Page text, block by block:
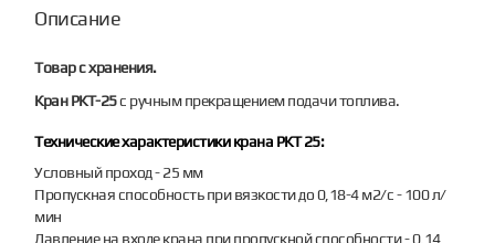
Описание
Товар с хранения.
Кран РКТ-25с ручным прекращением подачи топлива.
Технические характеристики крана РКТ 25:
Условный проход - 25 мм
Пропускная способность при вязкости до 0,18-4 м2/с - 100 л/
мин
Давление на входе крана при пропускной способности - 0,14